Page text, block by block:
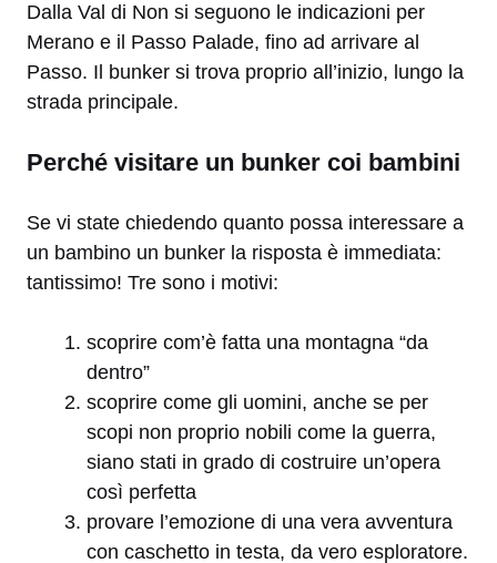
Dalla Val di Non si seguono le indicazioni per
Merano e il Passo Palade, fino ad arrivare al
Passo. Il bunker si trova proprio all’inizio, lungo la
strada principale.
Perché visitare un bunker coi bambini
Se vi state chiedendo quanto possa interessare a
un bambino un bunker la risposta è immediata:
tantissimo! Tre sono i motivi:
scoprire com’è fatta una montagna “da
dentro”
scoprire come gli uomini, anche se per
scopi non proprio nobili come la guerra,
siano stati in grado di costruire un’opera
così perfetta
provare l’emozione di una vera avventura
con caschetto in testa, da vero esploratore.